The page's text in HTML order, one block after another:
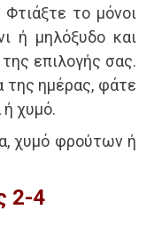
το μόνοι
ή μηλόξυδο και
επιλογής σας.
της ημέρας, φάτε
χυμό.
χυμό φρούτων ή
2-4